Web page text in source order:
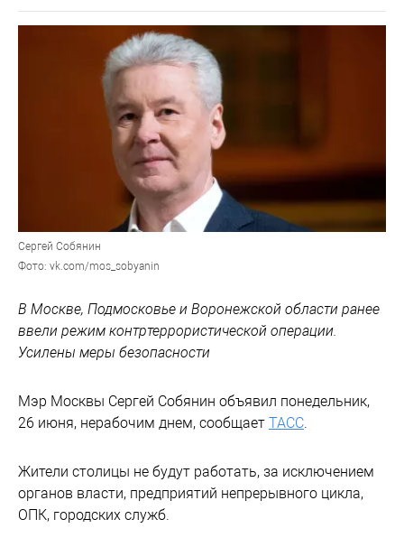
Сергей Собянин
Фото: vk.com/mos_sobyanin
В Москве, Подмосковье и Воронежской области ранее
ввели режим контртеррористической операции.
Усилены меры безопасности
Мэр Москвы Сергей Собянин объявил понедельник,
26 июня, нерабочим днем, сообщает ТАСС.
Жители столицы не будут работать, за исключением
органов власти, предприятий непрерывного цикла,
ОПК, городских служб.